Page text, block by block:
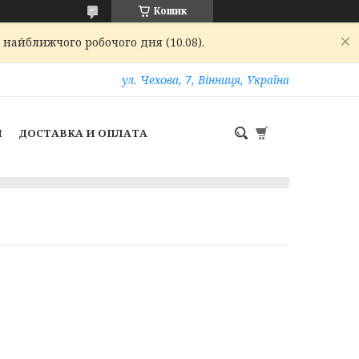
Кошик
робочого дня (10.08).
ул. Чехова, 7, Вінниця, Україна
ДОСТАВКА И ОПЛАТА